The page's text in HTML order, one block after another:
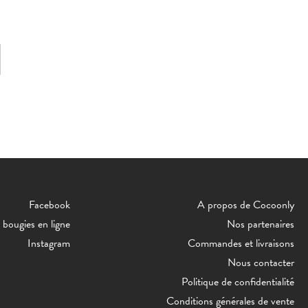
Facebook
en ligne
Instagram
A propos de Cocoonly
Nos partenaires
Commandes et livraisons
Nous contacter
Politique de confidentialité
Conditions générales de vente